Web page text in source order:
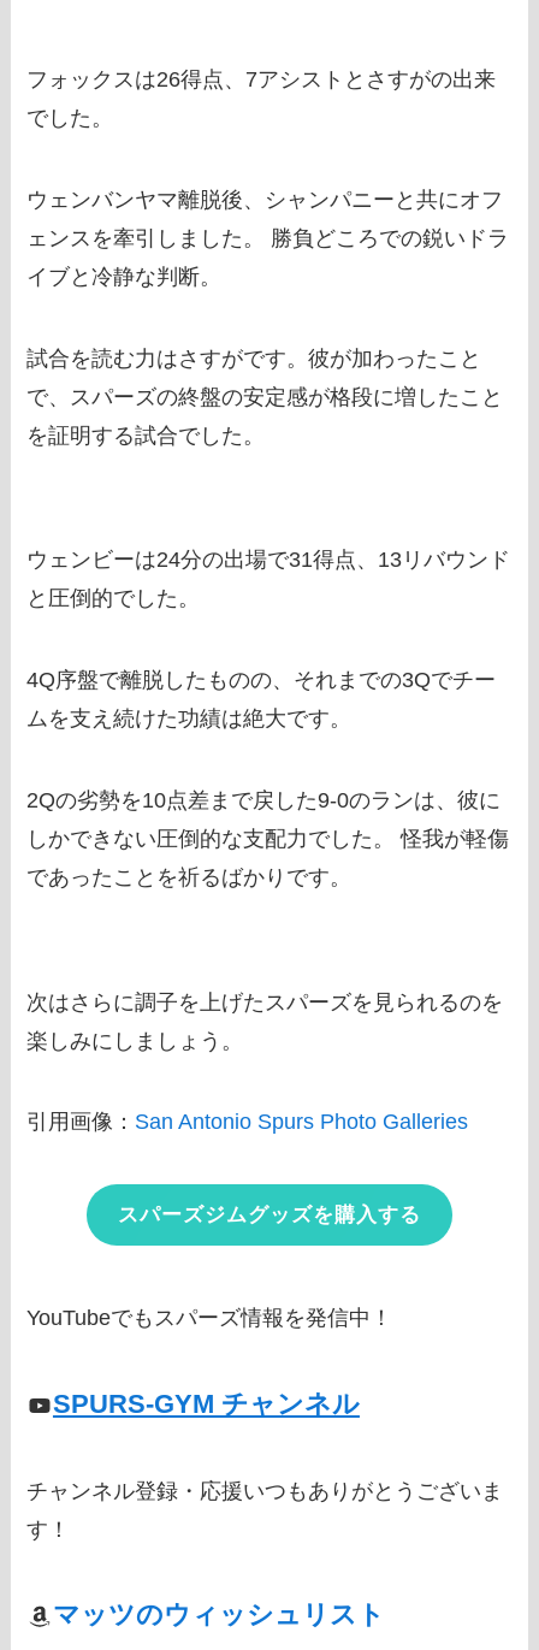
フォックスは26得点、7アシストとさすがの出来
でした。
ウェンバンヤマ離脱後、シャンパニーと共にオフ
ェンスを牽引しました。 勝負どころでの鋭いドラ
イブと冷静な判断。
試合を読む力はさすがです。彼が加わったこと
で、スパーズの終盤の安定感が格段に増したこと
を証明する試合でした。
ウェンビーは24分の出場で31得点、13リバウンド
と圧倒的でした。
4Q序盤で離脱したものの、それまでの3Qでチー
ムを支え続けた功績は絶大です。
2Qの劣勢を10点差まで戻した9-0のランは、彼に
しかできない圧倒的な支配力でした。 怪我が軽傷
であったことを祈るばかりです。
次はさらに調子を上げたスパーズを見られるのを
楽しみにしましょう。
引用画像： San Antonio Spurs Photo Galleries
スパーズジムグッズを購入する
YouTubeでもスパーズ情報を発信中！
SPURS-GYM チャンネル
チャンネル登録・応援いつもありがとうございま
す！
マッツのウィッシュリスト